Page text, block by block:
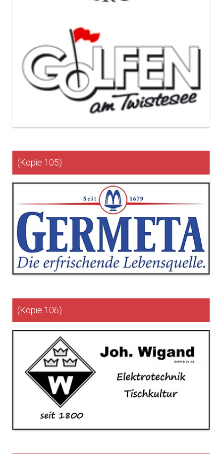
(Kopie 105)
(Kopie 106)